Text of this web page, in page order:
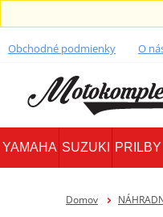
Obchodné podmienky O
YAMAHA SUZUKI PRILBY
Domov